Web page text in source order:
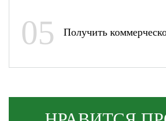
05 Получить